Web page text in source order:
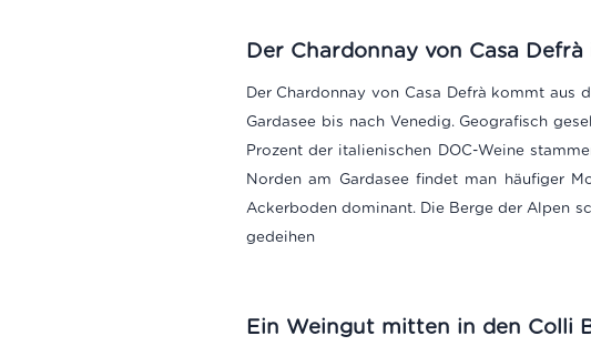
Der Chardonnay von Casa
Der Chardonnay von Casa Defrà kommt aus
Gardasee bis nach Venedig. Geografisch
Prozent der italienischen DOC-Weine
Norden am Gardasee findet man häufiger
Ackerboden dominant. Die Berge der Alpen
gedeihen
Ein Weingut mitten in den Colli